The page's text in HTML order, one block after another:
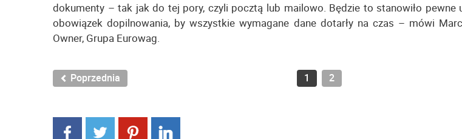
dokumenty – tak jak do tej pory, czyli pocztą lub mailowo. Będzie to stanowiło pewne
obowiązek dopilnowania, by wszystkie wymagane dane dotarły na czas – mówi
Owner, Grupa Eurowag.
Poprzednia 1 2